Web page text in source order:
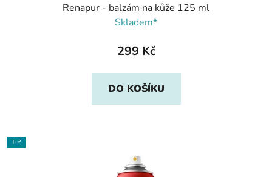
Renapur - balzám na kůže 125 ml
Skladem*
299 Kč
DO KOŠÍKU
TIP